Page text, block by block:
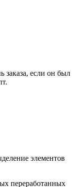
заказа, если он был
элементов
переработанных